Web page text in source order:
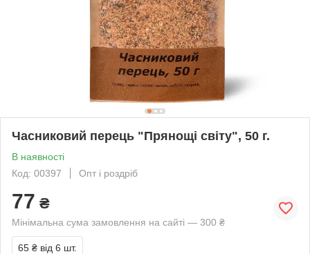
Часниковий перець "Прянощі світу", 50 г.
В наявності
Код: 00397
Опт і роздріб
77 ₴
Мінімальна сума замовлення на сайті — 300 ₴
65 ₴ від 6 шт.